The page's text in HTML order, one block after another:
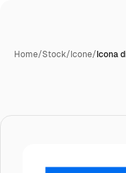
Home/Stock/Icone/Icona